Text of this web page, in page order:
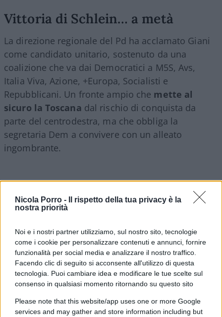
Nicola Porro -
Il rispetto della tua privacy è la
nostra priorità
Noi e i nostri partner utilizziamo, sul nostro sito, tecnologie
come i cookie per personalizzare contenuti e annunci, fornire
funzionalità per social media e analizzare il nostro traffico.
Facendo clic di seguito si acconsente all'utilizzo di questa
tecnologia. Puoi cambiare idea e modificare le tue scelte sul
consenso in qualsiasi momento ritornando su questo sito
Please note that this website/app uses one or more Google
services and may gather and store information including but
Vittoria di Schlein… a metà
La direzione regionale del Pd ha acclamato Giani
come candidato unitario, sostenuto da una
coalizione che va dai Democratici a M5S, Avs,
Italia Viva, Azione, +Europa, Socialisti e
Repubblicani. Un fronte ampio che mette al
sicuro la Toscana dal rischio di conquista da
parte del centrodestra, ma che obbliga la
segretaria Dem a convivere con un alleato
ingombrante.
, Schlein avrebbe
concesso più di quanto incassato: dalle
strategici, il tutto per garantire l’accordo con
Conte. Una scelta che la rafforza nell’immediato,
ma che potrebbe eroderne la leadership nel lungo
periodo.
Il calcolo di Conte